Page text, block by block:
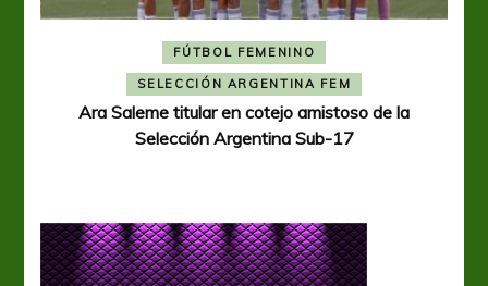
FÚTBOL FEMENINO
SELECCIÓN ARGENTINA FEM
Ara Saleme titular en cotejo amistoso de la
Selección Argentina Sub-17